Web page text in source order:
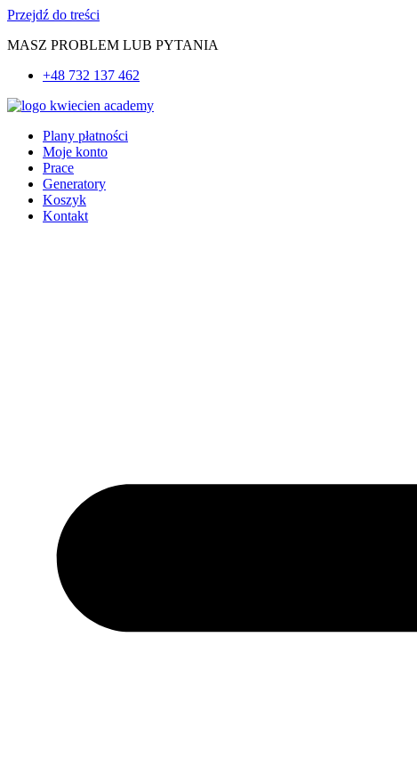
Przejdź do treści
MASZ PROBLEM LUB PYTANIA
+48 732 137 462
Plany płatności
Moje konto
Prace
Generatory
Koszyk
Kontakt